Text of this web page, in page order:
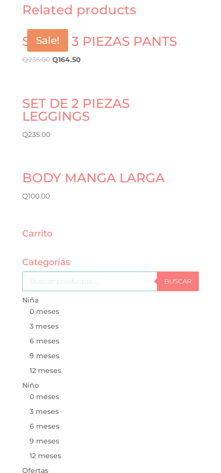
Related products
Sale!
SET DE 3 PIEZAS PANTS
Q235.00 Q164.50
SET DE 2 PIEZAS
LEGGINGS
Q235.00
BODY MANGA LARGA
Q100.00
Carrito
Categorías
Búsqueda
de
productos
BUSCAR
Niña
0 meses
3 meses
6 meses
9 meses
12 meses
Niño
0 meses
3 meses
6 meses
9 meses
12 meses
Ofertas